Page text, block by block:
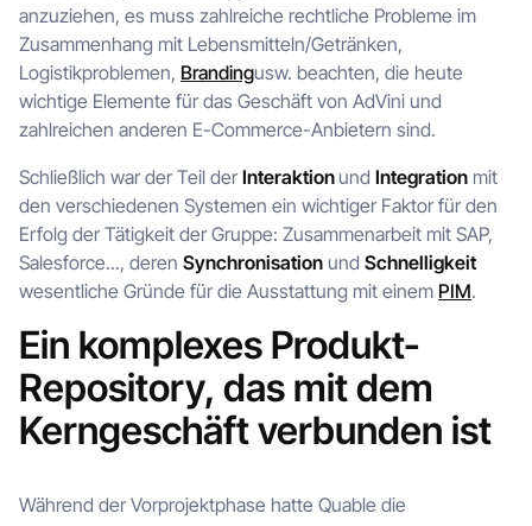
anzuziehen, es muss zahlreiche rechtliche Probleme im
Zusammenhang mit Lebensmitteln/Getränken,
Logistikproblemen, Brandingusw. beachten, die heute
wichtige Elemente für das Geschäft von AdVini und
zahlreichen anderen E-Commerce-Anbietern sind.
Schließlich war der Teil derInteraktion und Integration mit
den verschiedenen Systemen ein wichtiger Faktor für den
Erfolg der Tätigkeit der Gruppe: Zusammenarbeit mit SAP,
Salesforce..., deren Synchronisation und Schnelligkeit
wesentliche Gründe für die Ausstattung mit einem PIM.
Ein komplexes Produkt-
Repository, das mit dem
Kerngeschäft verbunden ist
Während der Vorprojektphase hatte Quable die